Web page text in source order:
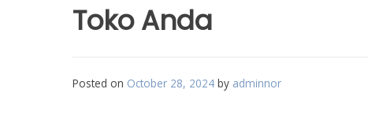
Toko Anda
Posted on October 28, 2024 by adminnor